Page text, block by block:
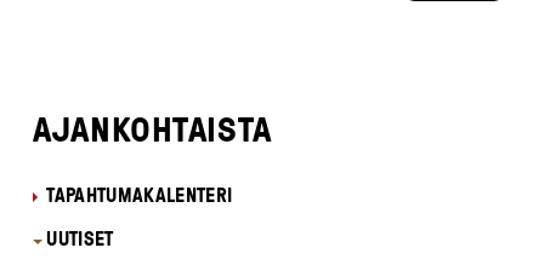
AJANKOHTAISTA
TAPAHTUMAKALENTERI
UUTISET